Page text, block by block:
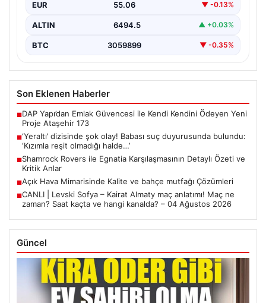
EUR 55.06 ▼ -0.13%
ALTIN 6494.5 ▲ +0.03%
BTC 3059899 ▼ -0.35%
Son Eklenen Haberler
■DAP Yapı’dan Emlak Güvencesi ile Kendi Kendini Ödeyen Yeni
Proje Ataşehir 173
■‘Yeraltı’ dizisinde şok olay! Babası suç duyurusunda bulundu:
‘Kızımla reşit olmadığı halde…’
■Shamrock Rovers ile Egnatia Karşılaşmasının Detaylı Özeti ve
Kritik Anlar
■Açık Hava Mimarisinde Kalite ve bahçe mutfağı Çözümleri
■CANLI | Levski Sofya – Kairat Almaty maç anlatımı! Maç ne
zaman? Saat kaçta ve hangi kanalda? – 04 Ağustos 2026
Güncel